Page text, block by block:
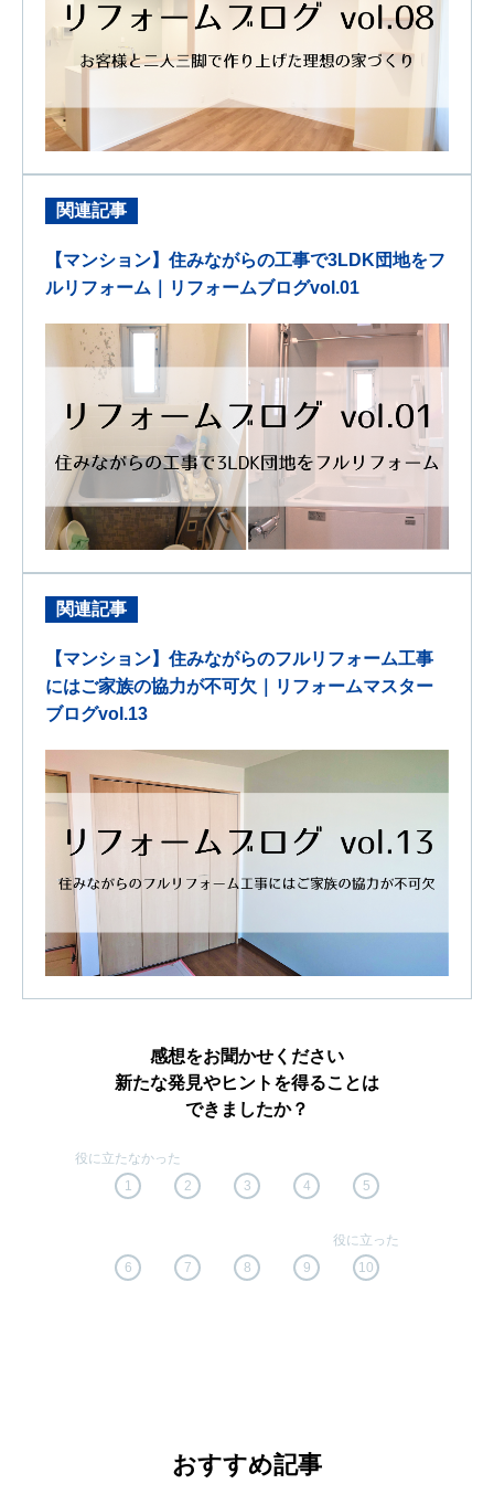
関連記事
【マンション】住みながらの工事で3LDK団地をフ
ルリフォーム｜リフォームブログvol.01
関連記事
【マンション】住みながらのフルリフォーム工事
にはご家族の協力が不可欠｜リフォームマスター
ブログvol.13
感想をお聞かせください
新たな発見やヒントを得ることは
できましたか？
1 2 3 4 5
6 7 8 9 10
おすすめ記事